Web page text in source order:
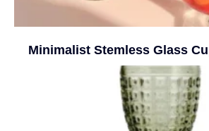
Minimalist Stemless Glass